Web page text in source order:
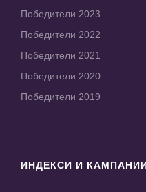
Победители 2023
Победители 2022
Победители 2021
Победители 2020
Победители 2019
ИНДЕКСИ И